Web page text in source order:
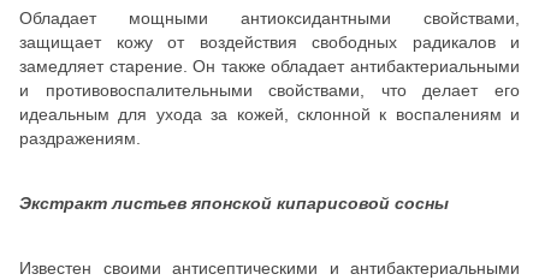
Обладает мощными антиоксидантными свойствами,
защищает кожу от воздействия свободных радикалов и
замедляет старение. Он также обладает антибактериальными
и противовоспалительными свойствами, что делает его
идеальным для ухода за кожей, склонной к воспалениям и
раздражениям.
Экстракт листьев японской кипарисовой сосны
Известен своими антисептическими и антибактериальными